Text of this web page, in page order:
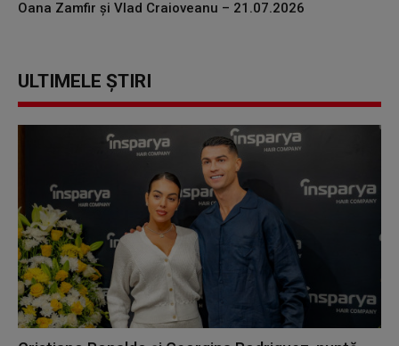
Oana Zamfir și Vlad Craioveanu – 21.07.2026
ULTIMELE ȘTIRI